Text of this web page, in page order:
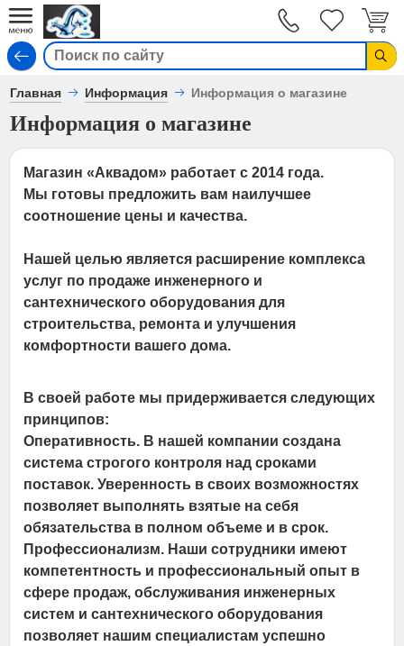
Главная Информация Информация о магазине
Информация о магазине
Магазин «Аквадом» работает с 2014 года.
Мы готовы предложить вам наилучшее
соотношение цены и качества.
Нашей целью является расширение комплекса
услуг по продаже инженерного и
сантехнического оборудования для
строительства, ремонта и улучшения
комфортности вашего дома.
В своей работе мы придерживается следующих
принципов:
Оперативность. В нашей компании создана
система строгого контроля над сроками
поставок. Уверенность в своих возможностях
позволяет выполнять взятые на себя
обязательства в полном объеме и в срок.
Профессионализм. Наши сотрудники имеют
компетентность и профессиональный опыт в
сфере продаж, обслуживания инженерных
систем и сантехнического оборудования
позволяет нашим специалистам успешно